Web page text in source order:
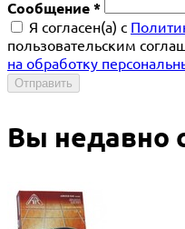
Сообщение *
Я согласен(a) с
пользовательским
на обработку
Отправить
Вы недавно